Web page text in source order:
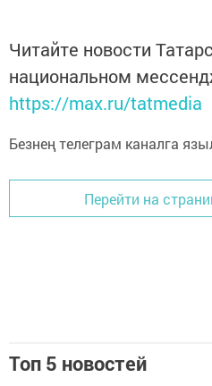
Читайте новости
национальном
https://max.ru/tatmedia
Безнең телеграм каналга
Перейти на
Топ 5 новостей